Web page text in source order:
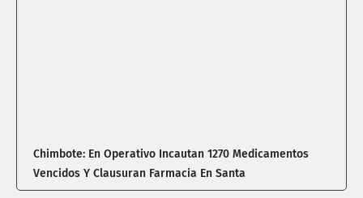
Chimbote: En Operativo Incautan 1270 Medicamentos
Vencidos Y Clausuran Farmacia En Santa